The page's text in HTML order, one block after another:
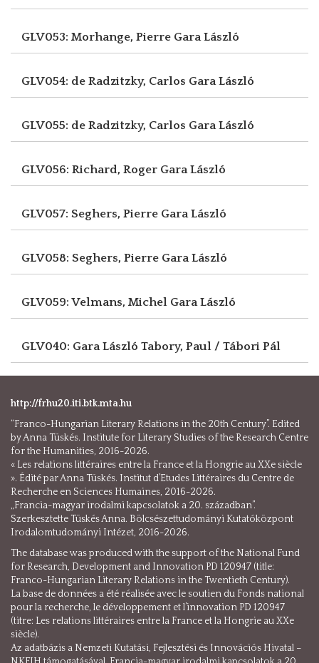
GLV053: Morhange, Pierre Gara László
GLV054: de Radzitzky, Carlos Gara László
GLV055: de Radzitzky, Carlos Gara László
GLV056: Richard, Roger Gara László
GLV057: Seghers, Pierre Gara László
GLV058: Seghers, Pierre Gara László
GLV059: Velmans, Michel Gara László
GLV040: Gara László Tabory, Paul / Tábori Pál
http://frhu20.iti.btk.mta.hu
“Franco-Hungarian Literary Relations in the 20th Century”. Edited
by Anna Tüskés. Institute for Literary Studies of the Research Centre
for the Humanities, 2016-2026.
« Les relations littéraires entre la France et la Hongrie au XXe siècle
». Édité par Anna Tüskés. Institut d’Etudes Littéraires du Centre de
Recherche en Sciences Humaines, 2016-2026.
„Francia-magyar irodalmi kapcsolatok a 20. században”.
Szerkesztette Tüskés Anna. Bölcsészettudományi Kutatóközpont
Irodalomtudományi Intézet, 2016-2026.
The database was produced with the support of the National Fund
for Research, Development and Innovation PD 120947 (title:
Franco-Hungarian Literary Relations in the Twentieth Century).
La base de données a été réalisée avec le soutien du Fonds national
pour la recherche, le développement et l’innovation PD 120947
(titre: Les relations littéraires entre la France et la Hongrie au XXe
siècle).
Az adatbázis a Nemzeti Kutatási, Fejlesztési és Innovációs Hivatal –